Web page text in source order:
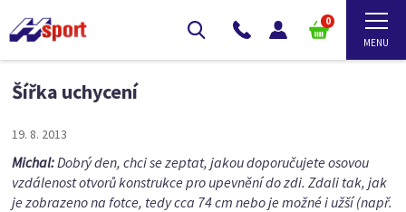
0
Šířka uchycení
19. 8. 2013
Michal:Dobrý den, chci se zeptat, jakou doporučujete osovou
vzdálenost otvorů konstrukce pro upevnění do zdi. Zdali tak, jak
je zobrazeno na fotce, tedy cca 74 cm nebo je možné i užší (např.